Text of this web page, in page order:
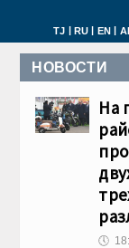
TJ | RU | EN |
НОВОСТИ
На
🕔